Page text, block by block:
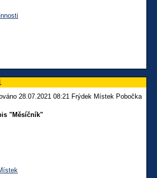
28.07.2021 08:21 Frýdek Místek Pobočka
"Měsíčník"